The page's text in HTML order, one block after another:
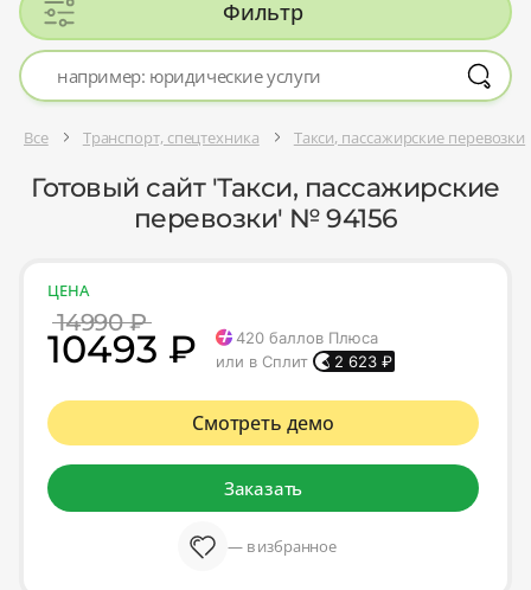
Фильтр
Все Транспорт, спецтехника Такси, пассажирские перевозки
Готовый сайт 'Такси, пассажирские
перевозки' № 94156
ЦЕНА
14990 ₽
10493 ₽ 420 баллов Плюса
или в Сплит
2 623 ₽
Смотреть демо
Заказать
— в избранное